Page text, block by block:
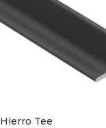
Hierro Tee